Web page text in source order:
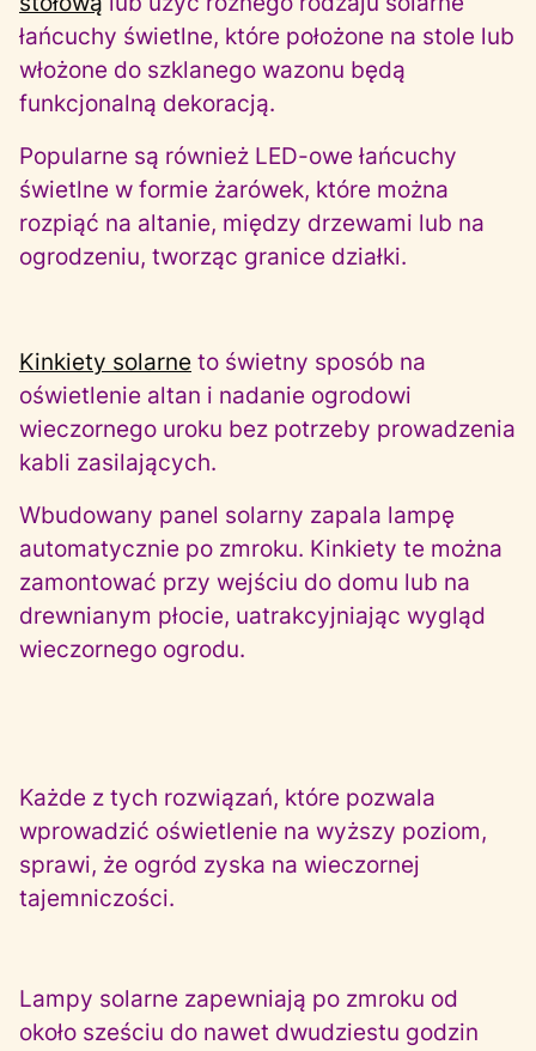
łańcuchy świetlne, które położone na stole lub
włożone do szklanego wazonu będą
funkcjonalną dekoracją.
Popularne są również LED-owe łańcuchy
świetlne w formie żarówek, które można
rozpiąć na altanie, między drzewami lub na
ogrodzeniu, tworząc granice działki.
Kinkiety solarne to świetny sposób na
oświetlenie altan i nadanie ogrodowi
wieczornego uroku bez potrzeby prowadzenia
kabli zasilających.
Wbudowany panel solarny zapala lampę
automatycznie po zmroku. Kinkiety te można
zamontować przy wejściu do domu lub na
drewnianym płocie, uatrakcyjniając wygląd
wieczornego ogrodu.
Każde z tych rozwiązań, które pozwala
wprowadzić oświetlenie na wyższy poziom,
sprawi, że ogród zyska na wieczornej
tajemniczości.
Lampy solarne zapewniają po zmroku od
około sześciu do nawet dwudziestu godzin